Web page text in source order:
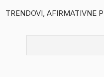
TRENDOVI, AFIRMATIVNE